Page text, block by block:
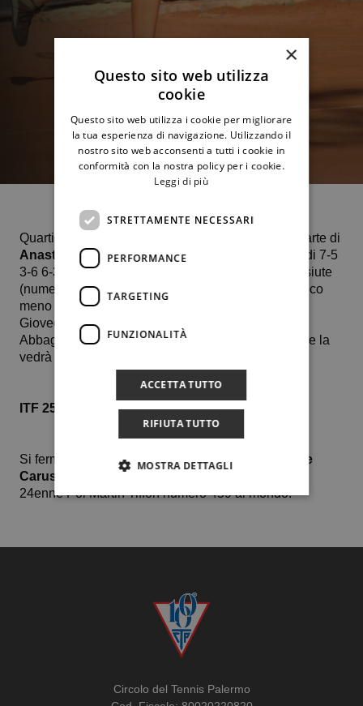
Quarti di finale raggiunti sul veloce di
da parte di
Anastasia Abbagnatovittoriosa con il punteggio di 7-5
3-6 6-3 a scapito della 22enne lituana Andre Lukosiute
(numero 704 Wta) al termine di una sfida durata poco
meno di 3 ore.
Giovedì 26 ottobre, per un posto in semifinale,
Abbagnato, questa settimana alla posizione 663, se la
vedrà con la russa 17enne Arina Arifullina.
ITF 25M Pula
Si ferma agli ottavi di finale il percorso di
Salvatore
Caruso
sconfitto 2-6 6-4 6-2 ad opera dell’iberico
24enne Pol Martin Tiffon numero 459 al mondo.
Circolo del Tennis Palermo
×
Questo sito web utilizza
cookie
Questo sito web utilizza i cookie per migliorare
la tua esperienza di navigazione. Utilizzando il
nostro sito web acconsenti a tutti i cookie in
conformità con la nostra policy per i cookie.
Leggi di più
STRETTAMENTE NECESSARI
PERFORMANCE
TARGETING
FUNZIONALITÀ
ACCETTA TUTTO
RIFIUTA TUTTO
MOSTRA DETTAGLI